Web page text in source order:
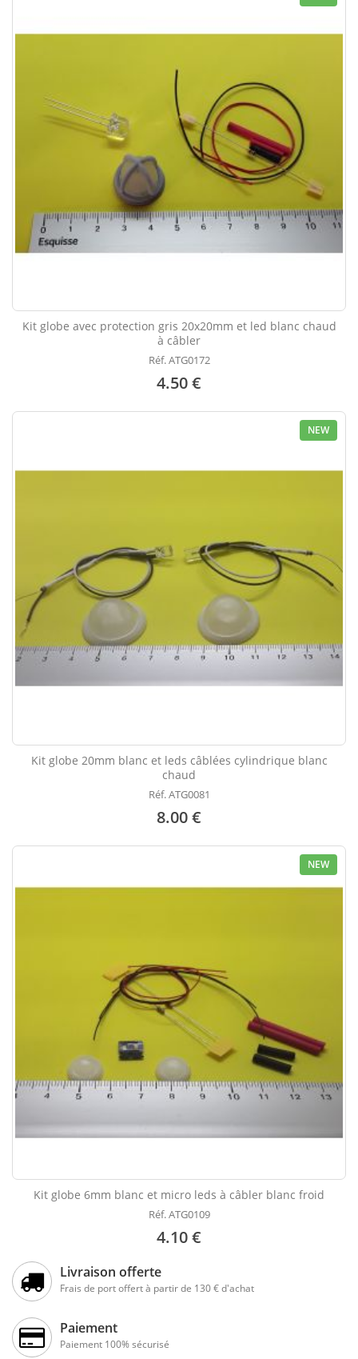
Kit globe avec protection gris 20x20mm et led blanc chaud
à câbler
Réf. ATG0172
4.50 €
NEW
Kit globe 20mm blanc et leds câblées cylindrique blanc
chaud
Réf. ATG0081
8.00 €
NEW
Kit globe 6mm blanc et micro leds à câbler blanc froid
Réf. ATG0109
4.10 €
Livraison offerte
Frais de port offert à partir de 130 € d'achat
Paiement
Paiement 100% sécurisé